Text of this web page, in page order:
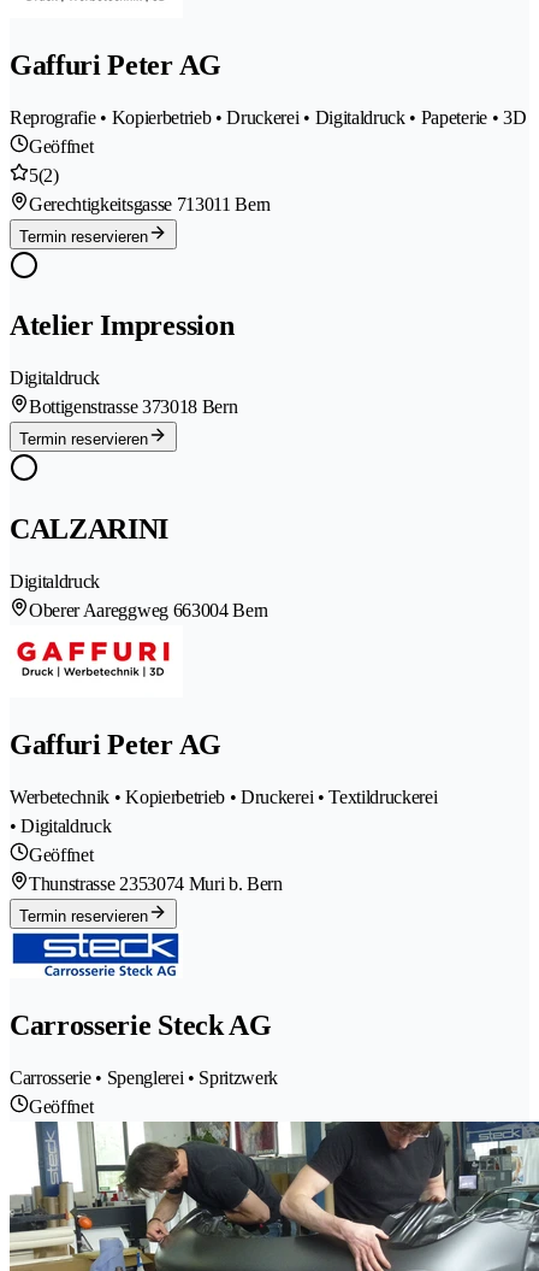
Gaffuri Peter AG
Reprografie • Kopierbetrieb • Druckerei • Digitaldruck • Papeterie • 3D
Geöffnet
5(2)
Gerechtigkeitsgasse 713011 Bern
Termin reservieren
Atelier Impression
Digitaldruck
Bottigenstrasse 373018 Bern
Termin reservieren
CALZARINI
Digitaldruck
Oberer Aareggweg 663004 Bern
Gaffuri Peter AG
Werbetechnik • Kopierbetrieb • Druckerei • Textildruckerei
• Digitaldruck
Geöffnet
Thunstrasse 2353074 Muri b. Bern
Termin reservieren
Carrosserie Steck AG
Carrosserie • Spenglerei • Spritzwerk
Geöffnet